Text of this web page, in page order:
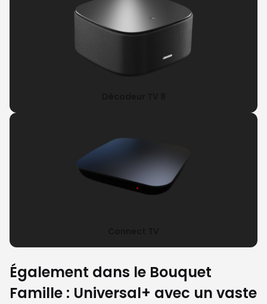
Également dans le Bouquet
Famille : Universal+ avec un vaste